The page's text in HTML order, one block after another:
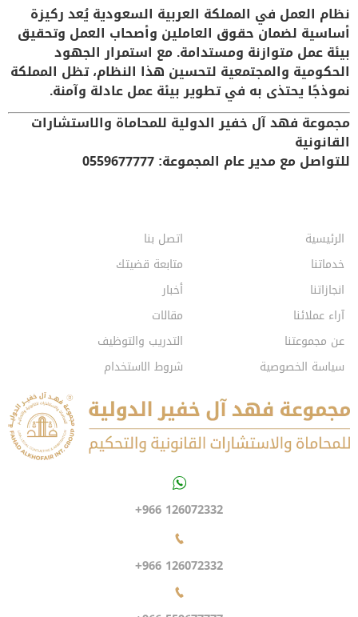
نظام العمل في المملكة العربية السعودية يُعد ركيزة
أساسية لضمان حقوق العاملين وأصحاب العمل وتحقيق
بيئة عمل متوازنة ومستدامة. مع استمرار الجهود
الحكومية والمجتمعية لتحسين هذا النظام، تظل المملكة
نموذجًا يحتذى به في تطوير بيئة عمل عادلة وآمنة.
مجموعة فهد آل خفير الدولية للمحاماة والاستشارات
القانونية
للتواصل مع مدير عام المجموعة: 0559677777
الرئيسية
خدماتنا
انجازاتنا
آراء عملائنا
عن مجموعتنا
سياسة الخصوصية
اتصل بنا
متابعة قضيتك
أخبار
مقالات
التدريب والتوظيف
شروط الاستخدام
+966 126072332
+966 126072332